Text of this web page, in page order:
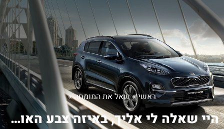
ראשי»שאל את המומחה»
היי שאלה לי אליך, באיזה צבע האורות בל...